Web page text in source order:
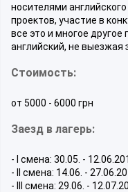
носителями
проектов, участие в
все это и многое
английский, не выезжая
Стоимость:
от 5000 - 6000 грн
Заезд в лагерь:
- І смена: 30.05. -
- ІІ смена: 14.06. -
- ІІІ смена: 29.06. -